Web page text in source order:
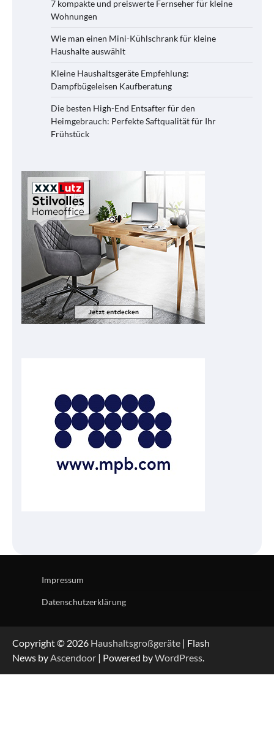
7 kompakte und preiswerte Fernseher für kleine
Wohnungen
Wie man einen Mini-Kühlschrank für kleine
Haushalte auswählt
Kleine Haushaltsgeräte Empfehlung:
Dampfbügeleisen Kaufberatung
Die besten High-End Entsafter für den
Heimgebrauch: Perfekte Saftqualität für Ihr
Frühstück
Impressum
Datenschutzerklärung
Copyright © 2026 Haushaltsgroßgeräte | Flash
News byAscendoor | Powered byWordPress.